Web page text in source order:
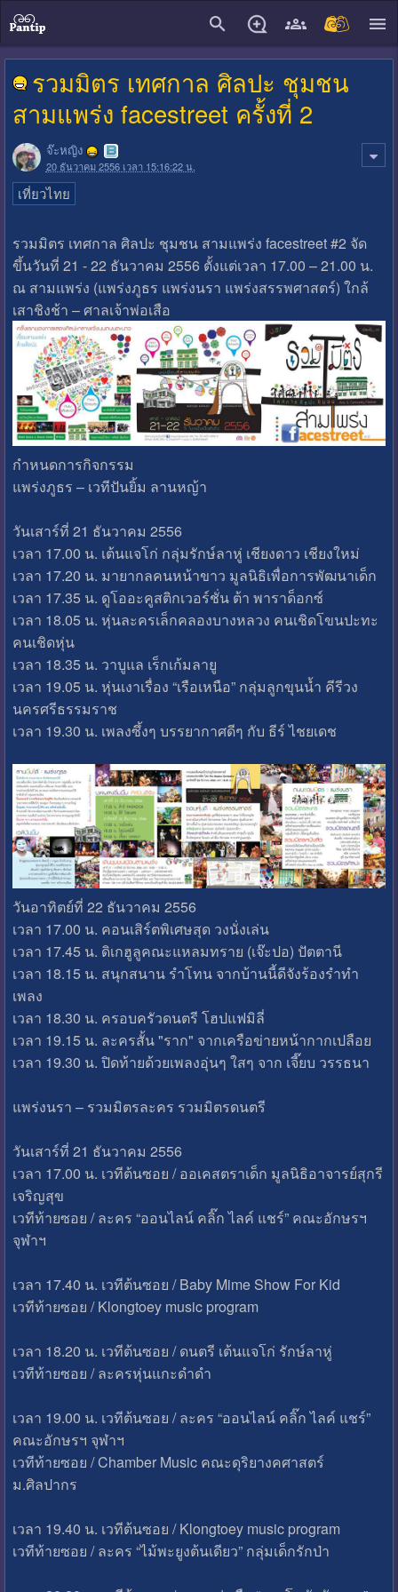
รวมมิตร เทศกาล ศิลปะ ชุมชน
สามแพร่ง facestreet ครั้งที่ 2
จ๊ะหญิง
20 ธันวาคม 2556 เวลา 15:16:22 น.
เที่ยวไทย
รวมมิตร เทศกาล ศิลปะ ชุมชน สามแพร่ง facestreet #2 จัด
ขึ้นวันที่ 21 - 22 ธันวาคม 2556 ตั้งแต่เวลา 17.00 – 21.00 น.
ณ สามแพร่ง (แพร่งภูธร แพร่งนรา แพร่งสรรพศาสตร์) ใกล้
เสาชิงช้า – ศาลเจ้าพ่อเสือ
กำหนดการกิจกรรม
แพร่งภูธร – เวทีปันยิ้ม ลานหญ้า
วันเสาร์ที่ 21 ธันวาคม 2556
เวลา 17.00 น. เต้นแจโก่ กลุ่มรักษ์ลาหู่ เชียงดาว เชียงใหม่
เวลา 17.20 น. มายากลคนหน้าขาว มูลนิธิเพื่อการพัฒนาเด็ก
เวลา 17.35 น. ดูโออะคูสติกเวอร์ชั่น ต้า พาราด็อกซ์
เวลา 18.05 น. หุ่นละครเล็กคลองบางหลวง คนเชิดโขนปะทะ
คนเชิดหุ่น
เวลา 18.35 น. วาบูแล เร็กเก้มลายู
เวลา 19.05 น. หุ่นเงาเรื่อง “เรือเหนือ” กลุ่มลูกขุนน้ำ คีรีวง
นครศรีธรรมราช
เวลา 19.30 น. เพลงซึ้งๆ บรรยากาศดีๆ กับ ธีร์ ไชยเดช
วันอาทิตย์ที่ 22 ธันวาคม 2556
เวลา 17.00 น. คอนเสิร์ตพิเศษสุด วงนั่งเล่น
เวลา 17.45 น. ดิเกฮูลูคณะแหลมทราย (เจ๊ะปอ) ปัตตานี
เวลา 18.15 น. สนุกสนาน รำโทน จากบ้านนี้ดีจังร้องรำทำ
เพลง
เวลา 18.30 น. ครอบครัวดนตรี โฮปแฟมิลี่
เวลา 19.15 น. ละครสั้น "ราก" จากเครือข่ายหน้ากากเปลือย
เวลา 19.30 น. ปิดท้ายด้วยเพลงอุ่นๆ ใสๆ จาก เจี๊ยบ วรรธนา
แพร่งนรา – รวมมิตรละคร รวมมิตรดนตรี
วันเสาร์ที่ 21 ธันวาคม 2556
เวลา 17.00 น. เวทีต้นซอย / ออเคสตราเด็ก มูลนิธิอาจารย์สุกรี
เจริญสุข
เวทีท้ายซอย / ละคร “ออนไลน์ คลิ๊ก ไลค์ แชร์” คณะอักษรฯ
จุฬาฯ
เวลา 17.40 น. เวทีต้นซอย / Baby Mime Show For Kid
เวทีท้ายซอย / Klongtoey music program
เวลา 18.20 น. เวทีต้นซอย / ดนตรี เต้นแจโก่ รักษ์ลาหู่
เวทีท้ายซอย / ละครหุ่นแกะดำดำ
เวลา 19.00 น. เวทีต้นซอย / ละคร “ออนไลน์ คลิ๊ก ไลค์ แชร์”
คณะอักษรฯ จุฬาฯ
เวทีท้ายซอย / Chamber Music คณะดุริยางคศาสตร์
ม.ศิลปากร
เวลา 19.40 น. เวทีต้นซอย / Klongtoey music program
เวทีท้ายซอย / ละคร “ไม้พะยูงต้นเดียว” กลุ่มเด็กรักป่า
close